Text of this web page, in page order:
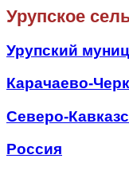
Урупское
Урупский
Карачаево-
Северо-
Россия